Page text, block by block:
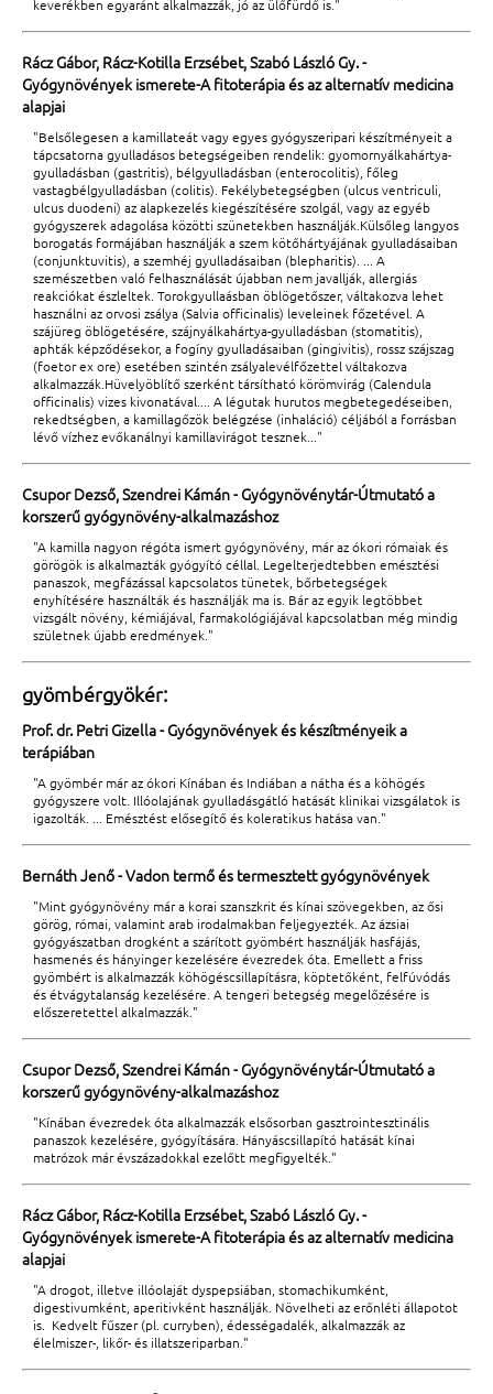
keverékben egyaránt alkalmazzák, jó az ülőfürdő is."
Rácz Gábor, Rácz-Kotilla Erzsébet, Szabó László Gy. -
Gyógynövények ismerete-A fitoterápia és az alternatív medicina
alapjai
"Belsőlegesen a kamillateát vagy egyes gyógyszeripari készítményeit a
tápcsatorna gyulladásos betegségeiben rendelik: gyomornyálkahártya-
gyulladásban (gastritis), bélgyulladásban (enterocolitis), főleg
vastagbélgyulladásban (colitis). Fekélybetegségben (ulcus ventriculi,
ulcus duodeni) az alapkezelés kiegészítésére szolgál, vagy az egyéb
gyógyszerek adagolása közötti szünetekben használják.Külsőleg langyos
borogatás formájában használják a szem kötőhártyájának gyulladásaiban
(conjunktuvitis), a szemhéj gyulladásaiban (blepharitis). ... A
szemészetben való felhasználását újabban nem javallják, allergiás
reakciókat észleltek. Torokgyullaásban öblögetőszer, váltakozva lehet
használni az orvosi zsálya (Salvia officinalis) leveleinek főzetével. A
szájüreg öblögetésére, szájnyálkahártya-gyulladásban (stomatitis),
aphták képződésekor, a fogíny gyulladásaiban (gingivitis), rossz szájszag
(foetor ex ore) esetében szintén zsályalevélfőzettel váltakozva
alkalmazzák.Hüvelyöblítő szerként társítható körömvirág (Calendula
officinalis) vizes kivonatával.... A légutak hurutos megbetegedéseiben,
rekedtségben, a kamillagőzök belégzése (inhaláció) céljából a forrásban
lévő vízhez evőkanálnyi kamillavirágot tesznek..."
Csupor Dezső, Szendrei Kámán - Gyógynövénytár-Útmutató a
korszerű gyógynövény-alkalmazáshoz
"A kamilla nagyon régóta ismert gyógynövény, már az ókori rómaiak és
görögök is alkalmazták gyógyító céllal. Legelterjedtebben emésztési
panaszok, megfázással kapcsolatos tünetek, bőrbetegségek
enyhítésére használták és használják ma is. Bár az egyik legtöbbet
vizsgált növény, kémiájával, farmakológiájával kapcsolatban még mindig
születnek újabb eredmények."
gyömbérgyökér:
Prof. dr. Petri Gizella - Gyógynövények és készítményeik a
terápiában
"A gyömbér már az ókori Kínában és Indiában a nátha és a köhögés
gyógyszere volt. Illóolajának gyulladásgátló hatását klinikai vizsgálatok is
igazolták. ... Emésztést elősegítő és koleratikus hatása van."
Bernáth Jenő - Vadon termő és termesztett gyógynövények
"Mint gyógynövény már a korai szanszkrit és kínai szövegekben, az ősi
görög, római, valamint arab irodalmakban feljegyezték. Az ázsiai
gyógyászatban drogként a szárított gyömbért használják hasfájás,
hasmenés és hányinger kezelésére évezredek óta. Emellett a friss
gyömbért is alkalmazzák köhögéscsillapításra, köptetőként, felfúvódás
és étvágytalanság kezelésére. A tengeri betegség megelőzésére is
előszeretettel alkalmazzák."
Csupor Dezső, Szendrei Kámán - Gyógynövénytár-Útmutató a
korszerű gyógynövény-alkalmazáshoz
"Kínában évezredek óta alkalmazzák elsősorban gasztrointesztinális
panaszok kezelésére, gyógyítására. Hányáscsillapító hatását kínai
matrózok már évszázadokkal ezelőtt megfigyelték."
Rácz Gábor, Rácz-Kotilla Erzsébet, Szabó László Gy. -
Gyógynövények ismerete-A fitoterápia és az alternatív medicina
alapjai
"A drogot, illetve illóolaját dyspepsiában, stomachikumként,
digestivumként, aperitivként használják. Növelheti az erőnléti állapotot
is. Kedvelt fűszer (pl. curryben), édességadalék, alkalmazzák az
élelmiszer-, likőr- és illatszeriparban."